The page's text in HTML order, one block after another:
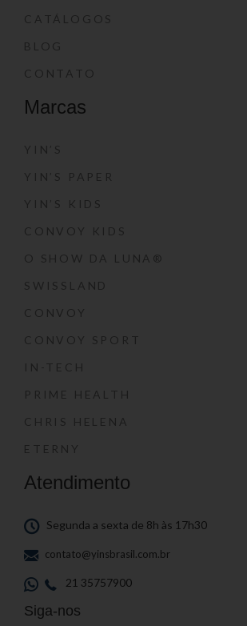
CATÁLOGOS
BLOG
CONTATO
Marcas
YIN’S
YIN’S PAPER
YIN’S KIDS
CONVOY KIDS
O SHOW DA LUNA®
SWISSLAND
CONVOY
CONVOY SPORT
IN-TECH
PRIME HEALTH
CHRIS HELENA
ETERNY
Atendimento
Segunda a sexta de 8h às 17h30
contato@yinsbrasil.com.br
21 35757900
Siga-nos